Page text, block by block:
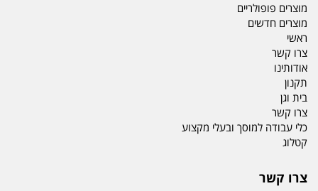
מוצרים פופולריים
מוצרים חדשים
ראשי
צרו קשר
אודותינו
תקנון
בית וגן
צרו קשר
כלי עבודה למוסך ובעלי מקצוע
קטלוג
צרו קשר